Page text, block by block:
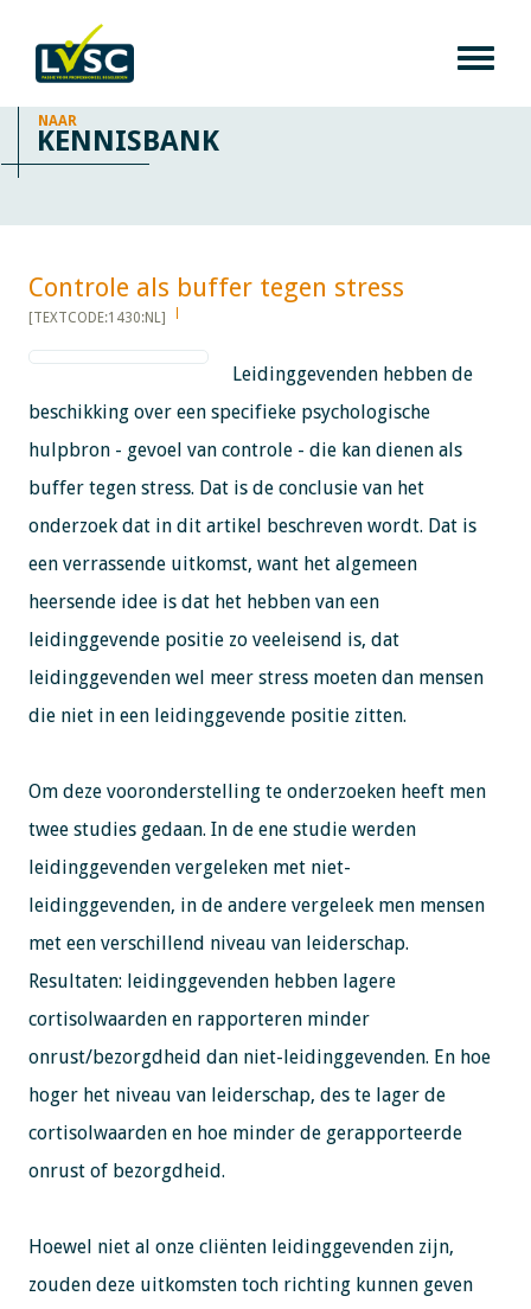
NAAR
KENNISBANK
Controle als buffer tegen stress​​​​​​
[TEXTCODE:1430:NL]
Leidinggevenden hebben de
beschikking over een specifieke psychologische
hulpbron - gevoel van controle - die kan dienen als
buffer tegen stress. Dat is de conclusie van het
onderzoek dat in dit artikel beschreven wordt. Dat is
een verrassende uitkomst, want het algemeen
heersende idee is dat het hebben van een
leidinggevende positie zo veeleisend is, dat
leidinggevenden wel meer stress moeten dan mensen
die niet in een leidinggevende positie zitten.
Om deze vooronderstelling te onderzoeken heeft men
twee studies gedaan. In de ene studie werden
leidinggevenden vergeleken met niet-
leidinggevenden, in de andere vergeleek men mensen
met een verschillend niveau van leiderschap.
Resultaten: leidinggevenden hebben lagere
cortisolwaarden en rapporteren minder
onrust/bezorgdheid dan niet-leidinggevenden. En hoe
hoger het niveau van leiderschap, des te lager de
cortisolwaarden en hoe minder de gerapporteerde
onrust of bezorgdheid.
Hoewel niet al onze cliënten leidinggevenden zijn,
zouden deze uitkomsten toch richting kunnen geven